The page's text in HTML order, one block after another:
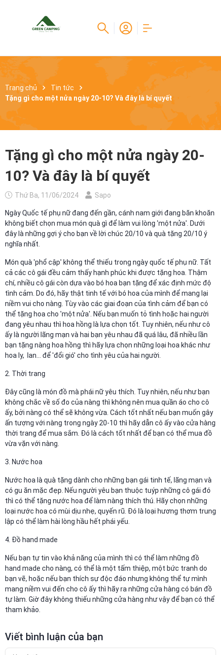
Trang chủ
Tin tức
Tặng gì cho một nửa ngày 20-10? Và đây là bí quyết
Tặng gì cho một nửa ngày 20-
10? Và đây là bí quyết
Thứ Ba, 11/06/2024 Sapo
Ngày Quốc tế phụ nữ đang đến gần, cánh nam giới đang băn khoăn
không biết chọn mua món quà gì để làm vui lòng 'một nửa'. Dưới
đây là những gợi ý cho bạn về lời chúc 20/10 và quà tặng 20/10 ý
nghĩa nhất.
Món quà 'phổ cập' không thể thiếu trong ngày quốc tế phụ nữ. Tất
cả các cô gái đều cảm thấy hạnh phúc khi được tặng hoa. Thậm
chí, nhiều cô gái còn dựa vào bó hoa bạn tặng để xác định mức độ
tình cảm. Do đó, hãy thật tinh tế với bó hoa của mình để mang lại
niềm vui cho nàng. Tùy vào các giai đoạn của tình cảm để bạn có
thể tặng hoa cho 'một nửa'. Nếu bạn muốn tỏ tình hoặc hai người
đang yêu nhau thì hoa hồng là lựa chọn tốt. Tuy nhiên, nếu như cô
ấy là người lãng mạn và hai bạn yêu nhau đã quá lâu, đã nhiều lần
bạn tặng nàng hoa hồng thì hãy lựa chọn những loại hoa khác như
hoa ly, lan... để 'đổi gió' cho tình yêu của hai người.
2. Thời trang
Đây cũng là món đồ mà phái nữ yêu thích. Tuy nhiên, nếu như bạn
không chắc về số đo của nàng thì không nên mua quần áo cho cô
ấy, bởi nàng có thể sẽ không vừa. Cách tốt nhất nếu bạn muốn gây
ấn tượng với nàng trong ngày 20-10 thì hãy dẫn cô ấy vào cửa hàng
thời trang để mua sắm. Đó là cách tốt nhất để bạn có thể mua đồ
vừa vặn với nàng.
3. Nước hoa
Nước hoa là quà tặng dành cho những bạn gái tinh tế, lãng mạn và
có gu ăn mặc đẹp. Nếu người yêu bạn thuộc tuýp những cô gái đó
thì có thể tặng nước hoa để làm nàng thích thú. Hãy chọn những
loại nước hoa có mùi dịu nhẹ, quyến rũ. Đó là loại hương thơm trung
lập có thể làm hài lòng hầu hết phái yếu.
4. Đồ hand made
Nếu bạn tự tin vào khả năng của mình thì có thể làm những đồ
hand made cho nàng, có thể là một tấm thiệp, một bức tranh do
bạn vẽ, hoặc nếu bạn thích sự độc đáo nhưng không thể tự mình
mang niềm vui đến cho cô ấy thì hãy ra những cửa hàng có bán đồ
tự làm. Giờ đây không thiếu những cửa hàng như vậy để bạn có thể
tham khảo.
Viết bình luận của bạn